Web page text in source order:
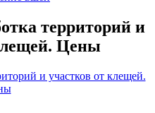
территорий и
Цены